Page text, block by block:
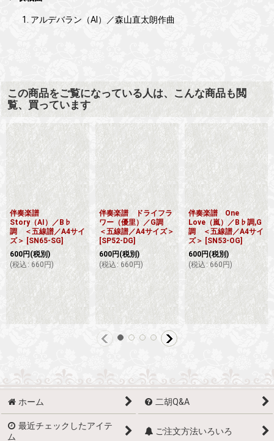
アルデバラン（AI）／森山直太朗作曲
この商品をご覧になっている人は、こんな商品も閲
覧、買っています
伴奏楽譜
Story（AI）／B♭
調 ＜五線譜／A4サイ
ズ＞ [SN65-SG]
600円 (税別)
(税込: 660 円)
伴奏楽譜 ドライフラ
ワー（優里）／G調
＜五線譜／A4サイズ＞
[SP52-DG]
600円(税別)
(税込: 660 円)
伴奏楽譜 One
Love（嵐）／B♭調,G
調 ＜五線譜／A4サイ
ズ＞ [SN53-OG]
600円 (税別)
(税込: 660 円)
ホーム 二胡Q&A
最近チェックしたアイテ
ム
ご注文方法いろいろ